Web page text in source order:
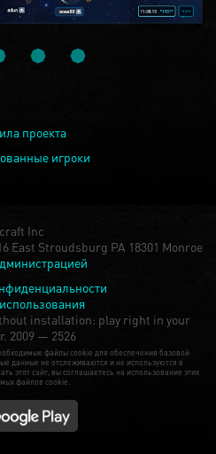
проекта
игроки
Inc
East Stroudsburg PA 18301 Monroe
installation: play right in your
2009 — 2526
файлы cookie для обеспечения базовой
данные не отслеживаются и не используются в
этот сайт, вы соглашаетесь на использование этих
файлов cookie.